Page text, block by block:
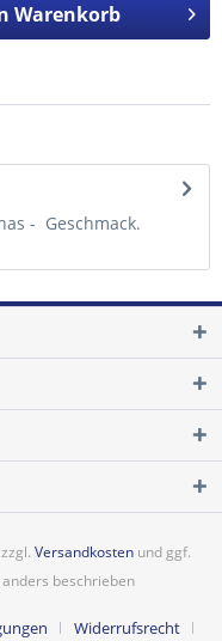
Warenkorb
- Geschmack.
Versandkosten und ggf.
beschrieben
Widerrufsrecht